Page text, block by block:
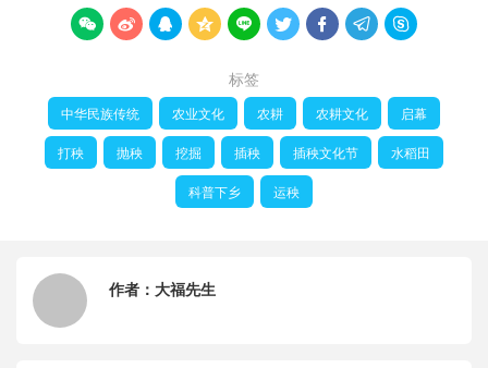
        
标签
中华民族传统 农业文化 农耕 农耕文化 启幕
打秧 抛秧 挖掘 插秧 插秧文化节 水稻田
科普下乡 运秧
作者： 大福先生